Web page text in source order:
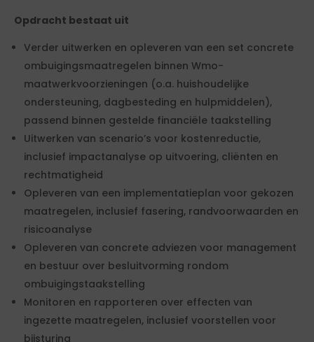
Opdracht bestaat uit
Verder uitwerken en opleveren van een set concrete
ombuigingsmaatregelen binnen Wmo-
maatwerkvoorzieningen (o.a. huishoudelijke
ondersteuning, dagbesteding en hulpmiddelen),
passend binnen gestelde financiële taakstelling
Uitwerken van scenario’s voor kostenreductie,
inclusief impactanalyse op uitvoering, cliënten en
rechtmatigheid
Opleveren van een implementatieplan voor gekozen
maatregelen, inclusief fasering, randvoorwaarden en
risicoanalyse
Opleveren van concrete adviezen voor management
en bestuur over besluitvorming rondom
ombuigingstaakstelling
Monitoren en rapporteren over effecten van
ingezette maatregelen, inclusief voorstellen voor
bijsturing